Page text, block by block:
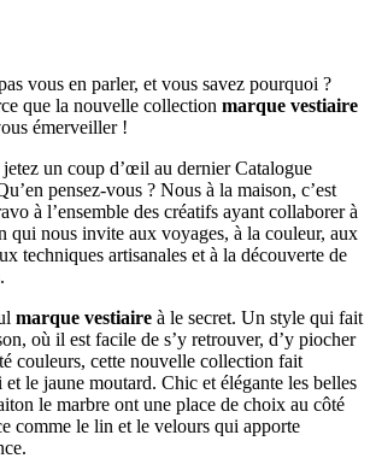
vous en parler, et vous savez pourquoi ?
que la nouvelle collection marque vestiaire
émerveiller !
un coup d’œil au dernier Catalogue
pensez-vous ? Nous à la maison, c’est
à l’ensemble des créatifs ayant collaborer à
qui nous invite aux voyages, à la couleur, aux
techniques artisanales et à la découverte de
marque vestiaire à le secret. Un style qui fait
où il est facile de s’y retrouver, d’y piocher
couleurs, cette nouvelle collection fait
le jaune moutard. Chic et élégante les belles
le marbre ont une place de choix au côté
comme le lin et le velours qui apporte